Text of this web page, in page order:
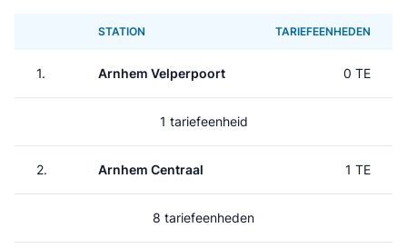
STATION TARIEFEENHEDEN
1. Arnhem Velperpoort 0 TE
1 tariefeenheid
2. Arnhem Centraal 1 TE
8 tariefeenheden